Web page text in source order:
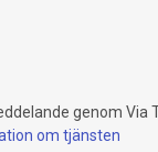
genom Via
om tjänsten